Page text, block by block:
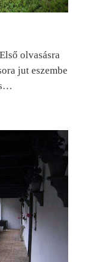
olvasásra
jut eszembe